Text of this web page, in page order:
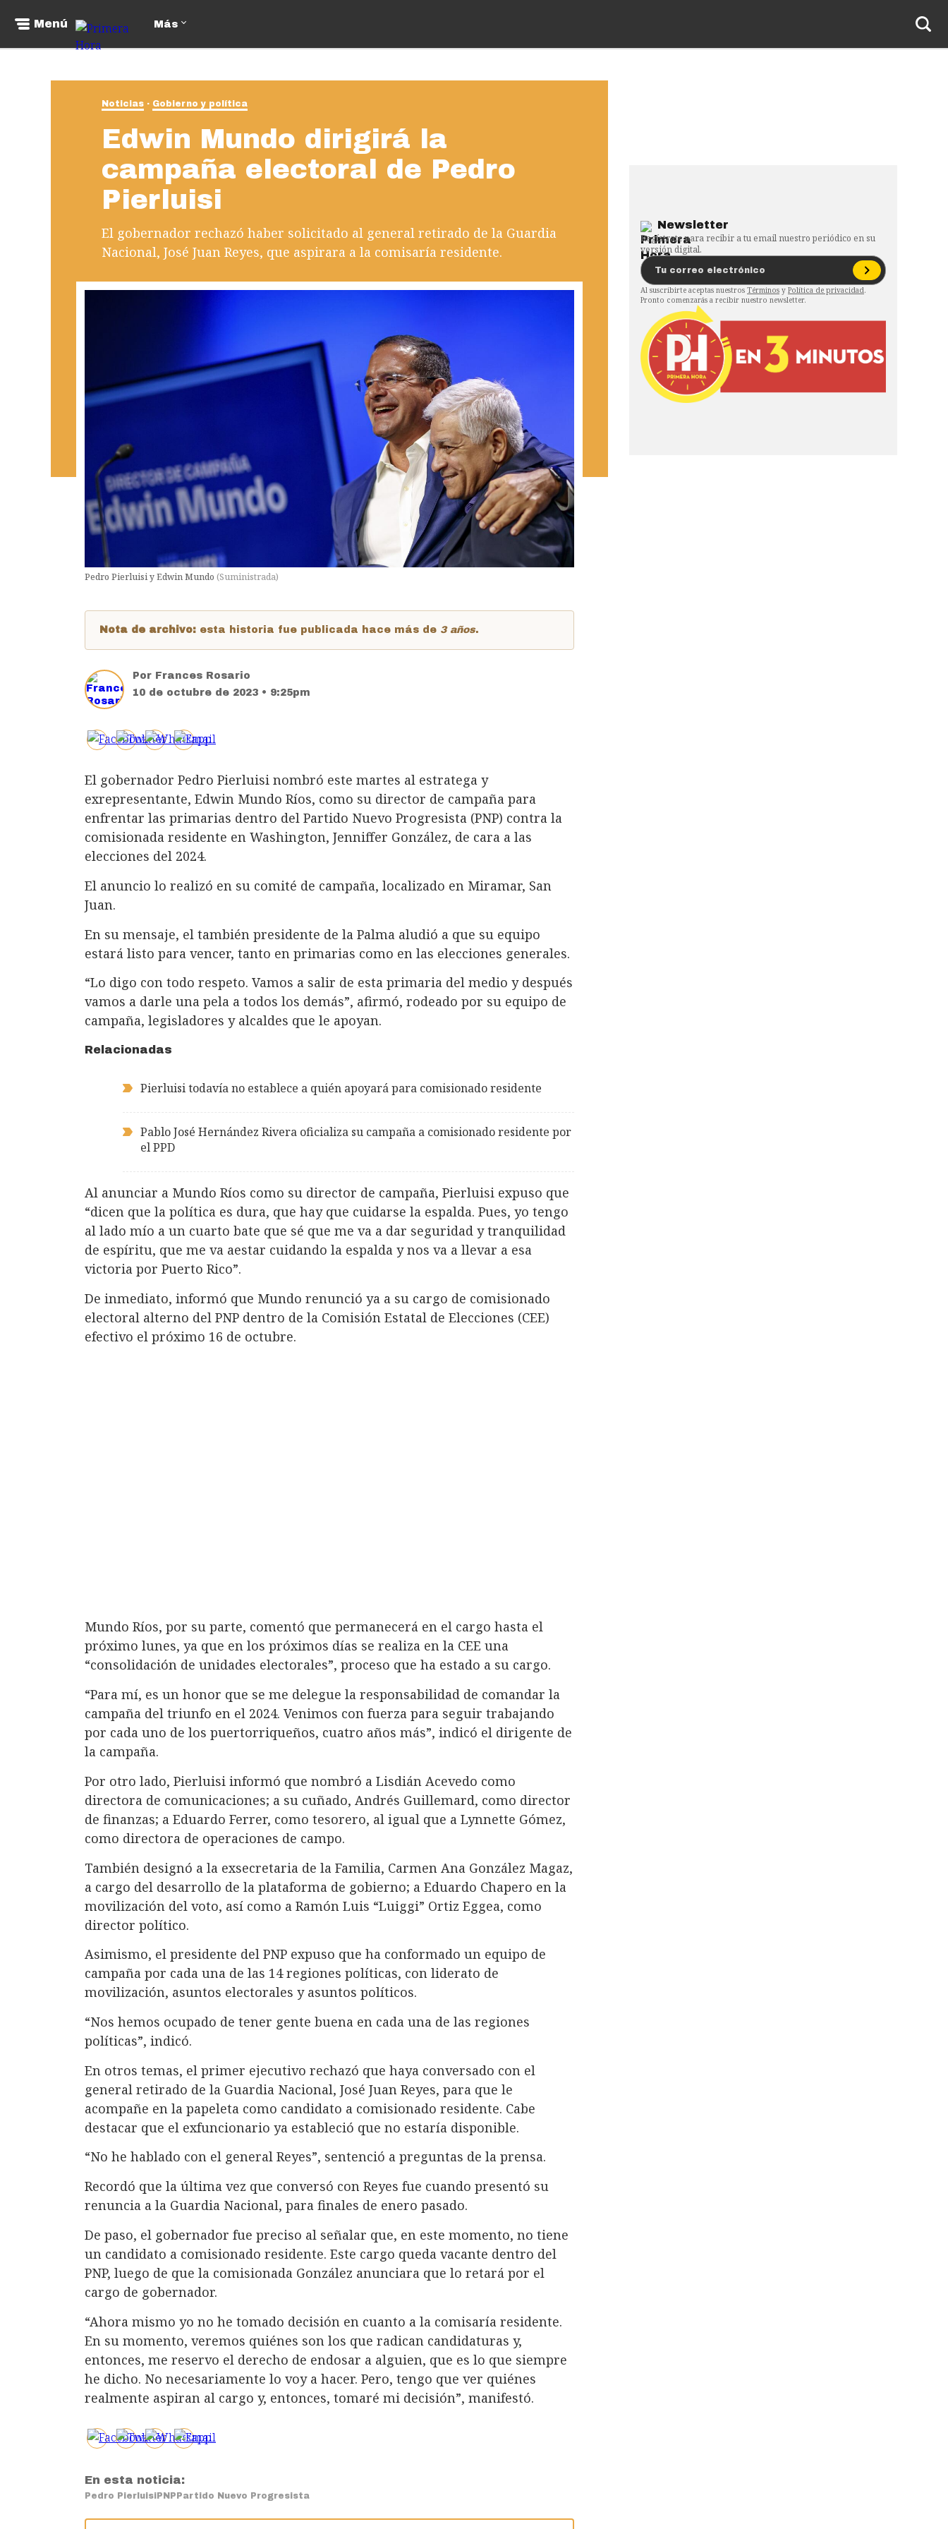
Menú Más
Noticias Gobierno y política
Edwin Mundo dirigirá la
campaña electoral de Pedro
Pierluisi
El gobernador rechazó haber solicitado al general retirado de la Guardia
Nacional, José Juan Reyes, que aspirara a la comisaría residente.
Pedro Pierluisi y Edwin Mundo (Suministrada)
Nota de archivo: esta historia fue publicada hace más de 3 años.
Por Frances Rosario
10 de octubre de 2023 • 9:25pm
El gobernador Pedro Pierluisi nombró este martes al estratega y
exrepresentante, Edwin Mundo Ríos, como su director de campaña para
enfrentar las primarias dentro del Partido Nuevo Progresista (PNP) contra la
comisionada residente en Washington, Jenniffer González, de cara a las
elecciones del 2024.
El anuncio lo realizó en su comité de campaña, localizado en Miramar, San
Juan.
En su mensaje, el también presidente de la Palma aludió a que su equipo
estará listo para vencer, tanto en primarias como en las elecciones generales.
“Lo digo con todo respeto. Vamos a salir de esta primaria del medio y después
vamos a darle una pela a todos los demás”, afirmó, rodeado por su equipo de
campaña, legisladores y alcaldes que le apoyan.
Relacionadas
Pierluisi todavía no establece a quién apoyará para comisionado residente
Pablo José Hernández Rivera oficializa su campaña a comisionado residente por
el PPD
Al anunciar a Mundo Ríos como su director de campaña, Pierluisi expuso que
“dicen que la política es dura, que hay que cuidarse la espalda. Pues, yo tengo
al lado mío a un cuarto bate que sé que me va a dar seguridad y tranquilidad
de espíritu, que me va aestar cuidando la espalda y nos va a llevar a esa
victoria por Puerto Rico”.
De inmediato, informó que Mundo renunció ya a su cargo de comisionado
electoral alterno del PNP dentro de la Comisión Estatal de Elecciones (CEE)
efectivo el próximo 16 de octubre.
Mundo Ríos, por su parte, comentó que permanecerá en el cargo hasta el
próximo lunes, ya que en los próximos días se realiza en la CEE una
“consolidación de unidades electorales”, proceso que ha estado a su cargo.
“Para mí, es un honor que se me delegue la responsabilidad de comandar la
campaña del triunfo en el 2024. Venimos con fuerza para seguir trabajando
por cada uno de los puertorriqueños, cuatro años más”, indicó el dirigente de
la campaña.
Por otro lado, Pierluisi informó que nombró a Lisdián Acevedo como
directora de comunicaciones; a su cuñado, Andrés Guillemard, como director
de finanzas; a Eduardo Ferrer, como tesorero, al igual que a Lynnette Gómez,
como directora de operaciones de campo.
También designó a la exsecretaria de la Familia, Carmen Ana González Magaz,
a cargo del desarrollo de la plataforma de gobierno; a Eduardo Chapero en la
movilización del voto, así como a Ramón Luis “Luiggi” Ortiz Eggea, como
director político.
Asimismo, el presidente del PNP expuso que ha conformado un equipo de
campaña por cada una de las 14 regiones políticas, con liderato de
movilización, asuntos electorales y asuntos políticos.
“Nos hemos ocupado de tener gente buena en cada una de las regiones
políticas”, indicó.
En otros temas, el primer ejecutivo rechazó que haya conversado con el
general retirado de la Guardia Nacional, José Juan Reyes, para que le
acompañe en la papeleta como candidato a comisionado residente. Cabe
destacar que el exfuncionario ya estableció que no estaría disponible.
“No he hablado con el general Reyes”, sentenció a preguntas de la prensa.
Recordó que la última vez que conversó con Reyes fue cuando presentó su
renuncia a la Guardia Nacional, para finales de enero pasado.
De paso, el gobernador fue preciso al señalar que, en este momento, no tiene
un candidato a comisionado residente. Este cargo queda vacante dentro del
PNP, luego de que la comisionada González anunciara que lo retará por el
cargo de gobernador.
“Ahora mismo yo no he tomado decisión en cuanto a la comisaría residente.
En su momento, veremos quiénes son los que radican candidaturas y,
entonces, me reservo el derecho de endosar a alguien, que es lo que siempre
he dicho. No necesariamente lo voy a hacer. Pero, tengo que ver quiénes
realmente aspiran al cargo y, entonces, tomaré mi decisión”, manifestó.
En esta noticia:
Pedro PierluisiPNPPartido Nuevo Progresista
Newsletter
Regístrate para recibir a tu email nuestro periódico en su
versión digital.
Al suscribirte aceptas nuestros Términos y Política de privacidad.
Pronto comenzarás a recibir nuestro newsletter.